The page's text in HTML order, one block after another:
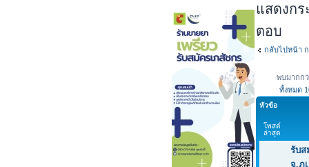
แสดงกร
ตอบ
กลับไปหน้า
พบมากก
ทั้งหมด
หัวข้อ
โพสต์
ล่าสุด
รับส
จ.ภู